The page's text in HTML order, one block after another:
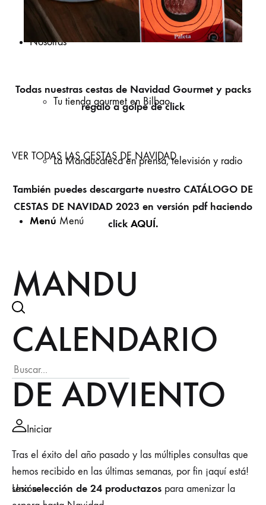
Nosotras
Tu tienda gourmet en Bilbao
La Manducateca en prensa, televisión y radio
Menú Menú
Iniciar
sesión
Todas nuestras cestas de Navidad Gourmet y packs
regalo a golpe de click
VER TODAS LAS CESTAS DE NAVIDAD
También puedes descargarte nuestro CATÁLOGO DE
CESTAS DE NAVIDAD 2023 en versión pdf haciendo
click AQUÍ.
MANDU
CALENDARIO
DE ADVIENTO
Tras el éxito del año pasado y las múltiples consultas que
hemos recibido en las últimas semanas, por fin ¡aquí está!
Unaselección de 24 productazos para amenizar la